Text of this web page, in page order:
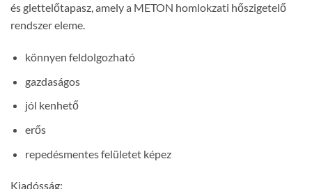
és glettelőtapasz, amely a METON homlokzati hőszigetelő
rendszer eleme.
könnyen feldolgozható
gazdaságos
jól kenhető
erős
repedésmentes felületet képez
Kiadósság: